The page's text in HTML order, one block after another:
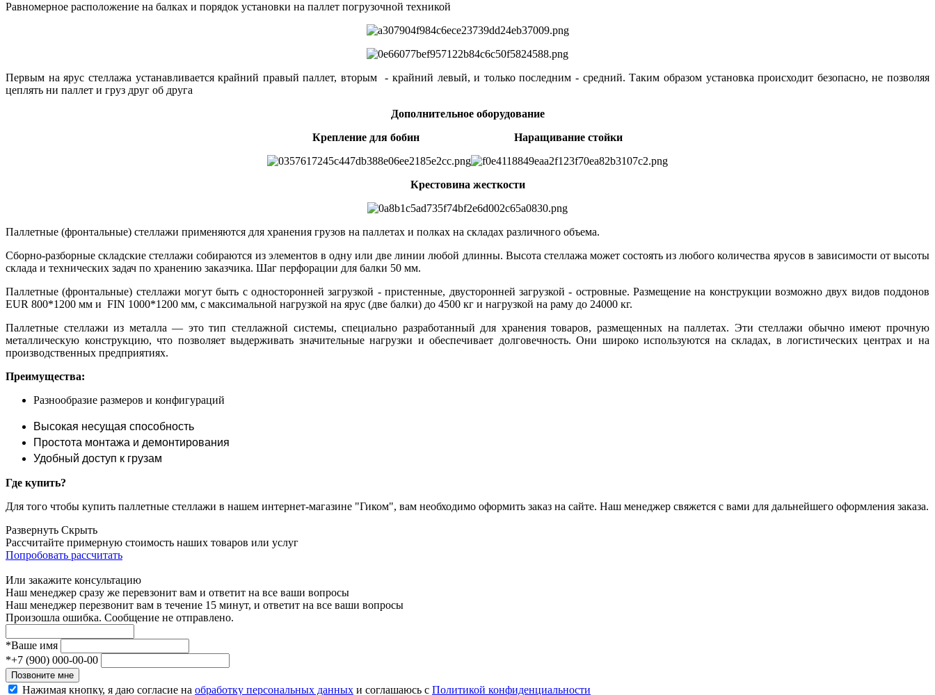
Равномерное расположение на балках и порядок установки на паллет погрузочной техникой
Первым на ярус стеллажа устанавливается крайний правый паллет, вторым - крайний левый, и только последним - средний. Таким образом установка происходит безопасно, не позволяя
цеплять ни паллет и груз друг об друга
Дополнительное оборудование
Крепление для бобин Наращивание стойки
Крестовина жесткости
Паллетные (фронтальные) стеллажи применяются для хранения грузов на паллетах и полках на складах различного объема.
Сборно-разборные складские стеллажи собираются из элементов в одну или две линии любой длинны. Высота стеллажа может состоять из любого количества ярусов в зависимости от высоты
склада и технических задач по хранению заказчика. Шаг перфорации для балки 50 мм.
Паллетные (фронтальные) стеллажи могут быть с односторонней загрузкой - пристенные, двусторонней загрузкой - островные. Размещение на конструкции возможно двух видов поддонов
EUR 800*1200 мм и FIN 1000*1200 мм, с максимальной нагрузкой на ярус (две балки) до 4500 кг и нагрузкой на раму до 24000 кг.
Паллетные стеллажи из металла — это тип стеллажной системы, специально разработанный для хранения товаров, размещенных на паллетах. Эти стеллажи обычно имеют прочную
металлическую конструкцию, что позволяет выдерживать значительные нагрузки и обеспечивает долговечность. Они широко используются на складах, в логистических центрах и на
производственных предприятиях.
Преимущества:
Разнообразие размеров и конфигураций
Высокая несущая способность
Простота монтажа и демонтирования
Удобный доступ к грузам
Где купить?
Для того чтобы купить паллетные стеллажи в нашем интернет-магазине "Гиком", вам необходимо оформить заказ на сайте. Наш менеджер свяжется с вами для дальнейшего оформления заказа.
Развернуть Скрыть
Рассчитайте примерную стоимость наших товаров или услуг
Попробовать рассчитать
Или закажите консультацию
Наш менеджер сразу же перевзонит вам и ответит на все ваши вопросы
Наш менеджер перезвонит вам в течение 15 минут, и ответит на все ваши вопросы
Произошла ошибка. Сообщение не отправлено.
*Ваше имя
*+7 (900) 000-00-00
Позвоните мне
Нажимая кнопку, я даю согласие на обработку персональных данных и соглашаюсь с Политикой конфиденциальности